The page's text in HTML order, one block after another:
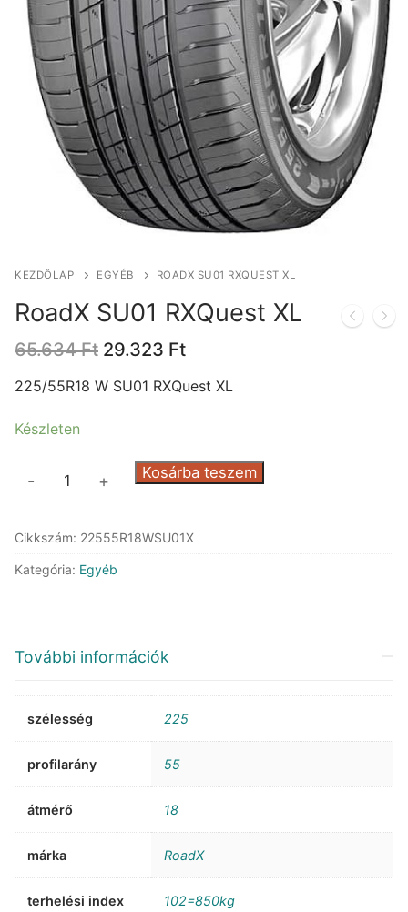
KEZDŐLAP EGYÉB ROADX SU01 RXQUEST XL
RoadX SU01 RXQuest XL
65.634Ft Original
was:
29.323 FtCurrent
is:
225/55R18 W SU01 RXQuest XL
Készleten
XL
mennyiség
- + Kosárba teszem
Cikkszám: 22555R18WSU01X
Kategória: Egyéb
További információk
szélesség 225
profilarány 55
átmérő 18
márka RoadX
terhelési index 102=850kg